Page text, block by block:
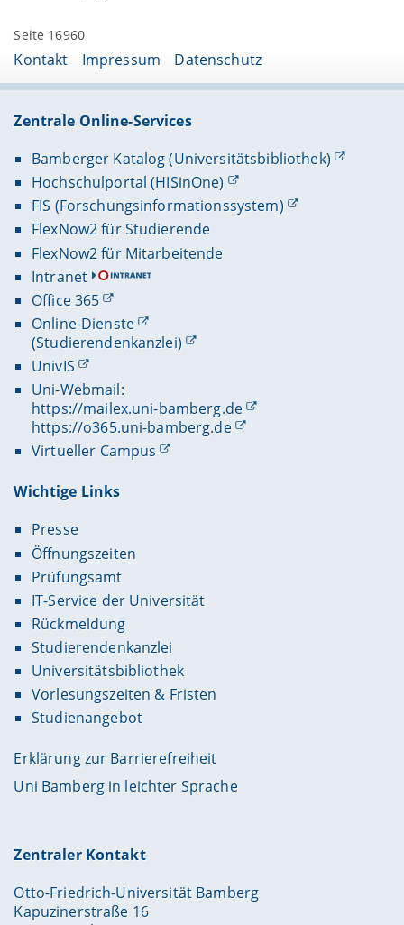
Seite 16960
Kontakt Impressum Datenschutz
Zentrale Online-Services
Bamberger Katalog (Universitätsbibliothek)
Hochschulportal (HISinOne)
FIS (Forschungsinformationssystem)
FlexNow2 für Studierende
FlexNow2 für Mitarbeitende
Intranet
Office 365
Online-Dienste
(Studierendenkanzlei)
UnivIS
Uni-Webmail:
https://mailex.uni-bamberg.de
https://o365.uni-bamberg.de
Virtueller Campus
Wichtige Links
Presse
Öffnungszeiten
Prüfungsamt
IT-Service der Universität
Rückmeldung
Studierendenkanzlei
Universitätsbibliothek
Vorlesungszeiten & Fristen
Studienangebot
Erklärung zur Barrierefreiheit
Uni Bamberg in leichter Sprache
Zentraler Kontakt
Otto-Friedrich-Universität Bamberg
Kapuzinerstraße 16